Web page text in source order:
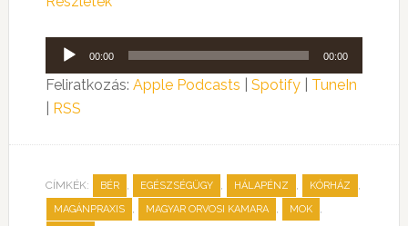
Audió
lejátszó
00:00 00:00
Feliratkozás: Apple Podcasts Spotify| TuneIn
RSS
CÍMKÉK: BÉR , EGÉSZSÉGÜGY , HÁLAPÉNZ , KÓRHÁZ ,
MAGÁNPRAXIS , MAGYAR ORVOSI KAMARA , MOK ,